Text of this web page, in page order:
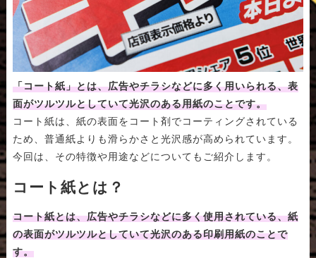
「コート紙」とは、広告やチラシなどに多く用いられる、表
面がツルツルとしていて光沢のある用紙のことです。
コート紙は、紙の表面をコート剤でコーティングされている
ため、普通紙よりも滑らかさと光沢感が高められています。
今回は、その特徴や用途などについてもご紹介します。
コート紙とは？
コート紙とは、広告やチラシなどに多く使用されている、紙
の表面がツルツルとしていて光沢のある印刷用紙のことで
す。